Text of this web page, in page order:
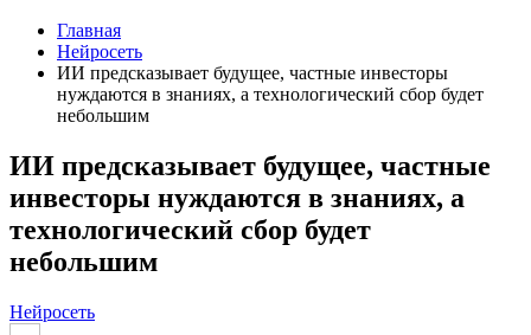
Главная
Нейросеть
ИИ предсказывает будущее, частные инвесторы
нуждаются в знаниях, а технологический сбор будет
небольшим
ИИ предсказывает будущее, частные
инвесторы нуждаются в знаниях, а
технологический сбор будет
небольшим
Нейросеть